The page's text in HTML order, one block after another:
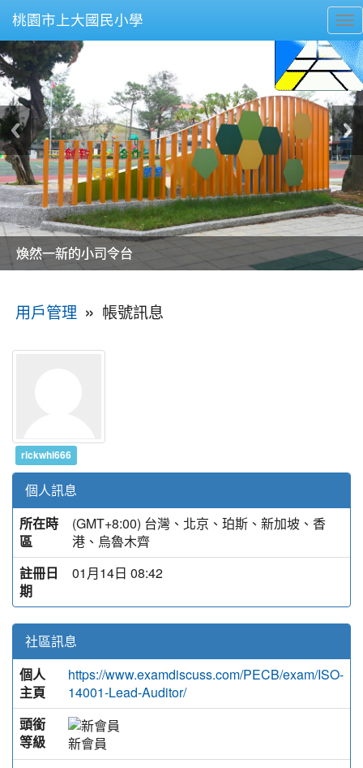
桃園市上大國民小學
美麗的操場是我們活力的來源
美麗的操場是我們活力的來源
煥然一新的小司令台
煥然一新的小司令台
富含桃園埤塘田園風光意象的中廊
富含桃園埤塘田園風光意象的中廊
嶄新的中庭廣場
嶄新的中庭廣場
水生池生生不息
水生池生生不息
用戶管理 » 帳號訊息
rickwhi666
個人訊息
所在時
區
(GMT+8:00) 台灣、北京、珀斯、新加坡、香
港、烏魯木齊
註冊日
期
01月14日 08:42
社區訊息
個人
主頁
https://www.examdiscuss.com/PECB/exam/ISO-
14001-Lead-Auditor/
頭銜
等級
新會員